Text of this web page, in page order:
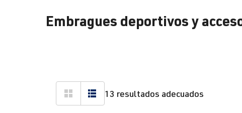
Embragues deportivos y
13 resultados adecuados